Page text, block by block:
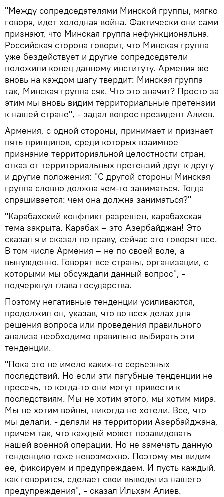
"Между сопредседателями Минской группы, мягко
говоря, идет холодная война. Фактически они сами
признают, что Минская группа нефункциональна.
Российская сторона говорит, что Минская группа
уже бездействует и другие сопредседатели
положили конец данному институту. Армения же
вновь на каждом шагу твердит: Минская группа
так, Минская группа сяк. Что это значит? Просто за
этим мы вновь видим территориальные претензии
к нашей стране", - задал вопрос президент Алиев.
Армения, с одной стороны, принимает и признает
пять принципов, среди которых взаимное
признание территориальной целостности стран,
отказ от территориальных претензий друг к другу
и другие положения: "С другой стороны Минская
группа словно должна чем-то заниматься. Тогда
спрашивается: чем она должна заниматься?"
"Карабахский конфликт разрешен, карабахская
тема закрыта. Карабах – это Азербайджан! Это
сказал я и сказал по праву, сейчас это говорят все.
В том числе Армения – не по своей воле, а
вынужденно. Говорят все страны, организации, с
которыми мы обсуждали данный вопрос", -
подчеркнул глава государства.
Поэтому негативные тенденции усиливаются,
продолжил он, указав, что во всех делах для
решения вопроса или проведения правильного
анализа необходимо правильно выбирать эти
тенденции.
"Пока это не имело каких-то серьезных
последствий. Но если эти пагубные тенденции не
пресечь, то когда-то они могут привести к
последствиям. Мы не хотим этого, мы хотим мира.
Мы не хотим войны, никогда не хотели. Все, что
мы делали, - делали на территории Азербайджана,
причем так, что каждый может позавидовать
нашей военной операции. Но не замечать данную
тенденцию тоже невозможно. Поэтому мы видим
ее, фиксируем и предупреждаем. И пусть каждый,
как говорится, сделает свои выводы из нашего
предупреждения", - сказал Ильхам Алиев.